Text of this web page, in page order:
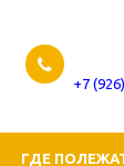
+7
ГДЕ